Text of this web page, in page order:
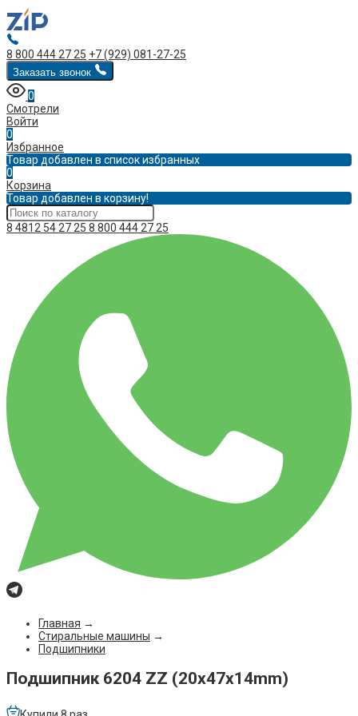
8 800 444 27 25 +7 (929) 081-27-25
Заказать звонок
0
Смотрели
Войти
0
Избранное
Товар добавлен в список избранных
0
Корзина
Товар добавлен в корзину!
8 4812 54 27 25 8 800 444 27 25
Главная →
Стиральные машины →
Подшипники
Подшипник 6204 ZZ (20x47x14mm)